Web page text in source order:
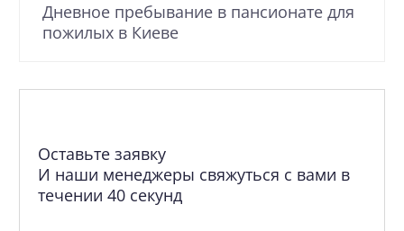
Дневное пребывание в пансионате для
пожилых в Киеве
Оставьте заявку
И наши менеджеры свяжуться с вами в
течении 40 секунд